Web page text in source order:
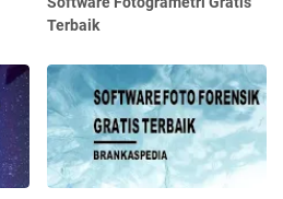
Terbaik